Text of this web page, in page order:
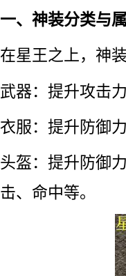
一、神装分类与
在星王之上，神
武器：提升攻击
衣服：提升防御
头盔：提升防御
击、命中等。